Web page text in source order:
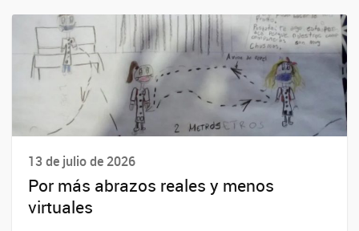
13 de julio de 2026
Por más abrazos reales y menos
virtuales